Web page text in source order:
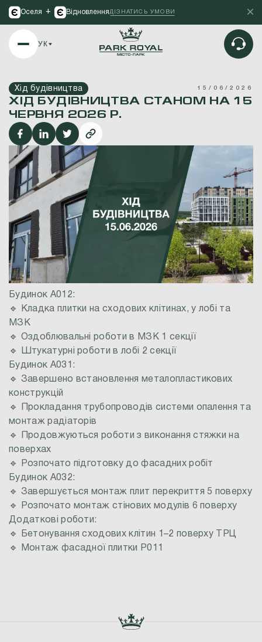
Оселя + Відновлення ДІЗНАТИСЬ УМОВИ
УК
Хід будівництва 15/06/2026
ХІД БУДІВНИЦТВА СТАНОМ НА 15
ЧЕРВНЯ 2026 Р.
Будинок А012:
🔹 Кладка плитки на сходових клітинах, у лобі та
МЗК
🔹 Оздоблювальні роботи в МЗК 1 секції
🔹 Штукатурні роботи в лобі 2 секції
Будинок А031:
🔹 Завершено встановлення металопластикових
конструкцій
🔹 Прокладання трубопроводів системи опалення та
монтаж радіаторів
🔹 Продовжуються роботи з виконання стяжки на
поверхах
🔹 Розпочато підготовку до фасадних робіт
Будинок А032:
🔹 Завершується монтаж плит перекриття 5 поверху
🔹 Розпочато монтаж стінових модулів 6 поверху
Додаткові роботи:
🔹 Бетонування сходових клітин 1–2 поверху ТРЦ
🔹 Монтаж фасадної плитки Р011